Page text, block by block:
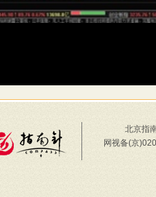
北京指
网视备(京